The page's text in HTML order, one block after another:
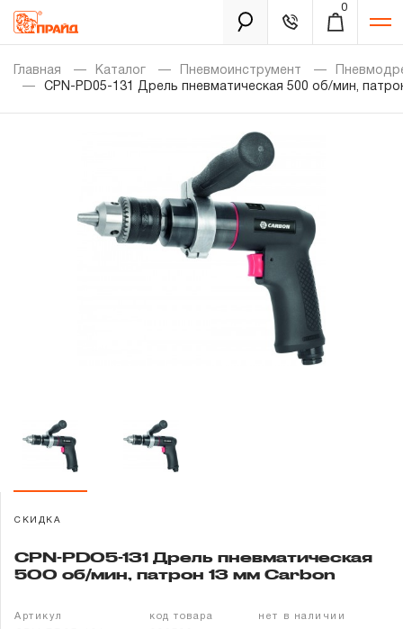
0
Каталог
Распродажа
Гарантия и сервис
Доставка и оплата
Партнерам
Контакты
Забыли пароль?
Главная Каталог Пневмоинструмент
CPN-PD05-131 Дрель пневматическая 500 об/мин,
СКИДКА
CPN-PD05-131 Дрель пневматическая
500 об/мин, патрон 13 мм Carbon
Артикул код товара нет в наличии